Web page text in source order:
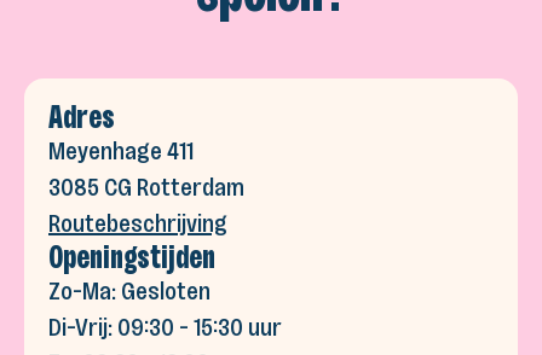
Adres
Meyenhage 411
3085 CG Rotterdam
Routebeschrijving
Openingstijden
Zo-Ma: Gesloten
Di-Vrij: 09:30 - 15:30 uur